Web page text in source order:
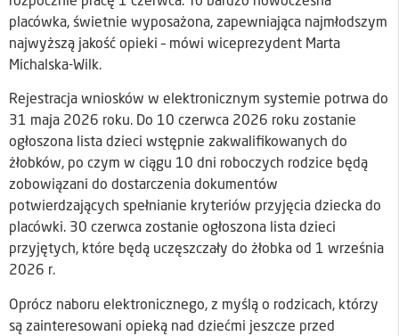
placówka, świetnie wyposażona, zapewniająca najmłodszym
najwyższą jakość opieki – mówi wiceprezydent Marta
Michalska-Wilk.
Rejestracja wniosków w elektronicznym systemie potrwa do
31 maja 2026 roku. Do 10 czerwca 2026 roku zostanie
ogłoszona lista dzieci wstępnie zakwalifikowanych do
żłobków, po czym w ciągu 10 dni roboczych rodzice będą
zobowiązani do dostarczenia dokumentów
potwierdzających spełnianie kryteriów przyjęcia dziecka do
placówki. 30 czerwca zostanie ogłoszona lista dzieci
przyjętych, które będą uczęszczały do żłobka od 1 września
2026 r.
Oprócz naboru elektronicznego, z myślą o rodzicach, którzy
są zainteresowani opieką nad dziećmi jeszcze przed